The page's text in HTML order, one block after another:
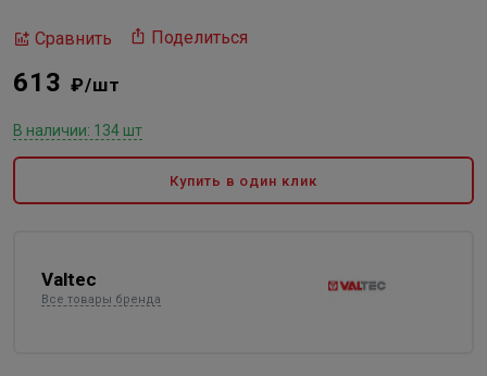
Сравнить Поделиться
613 ₽/шт
В наличии: 134 шт
Купить в один клик
Valtec
Все товары бренда